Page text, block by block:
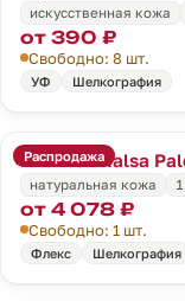
искусственная кожа
от 390 ₽
Свободно: 8 шт.
УФ Шелкография
Распродажа
Блокнот Kalsa
натуральная кожа
от 4 078 ₽
Свободно: 1 шт.
Флекс Шелкография